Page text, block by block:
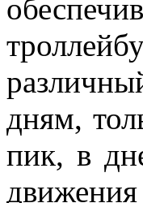
дням,
пик, в